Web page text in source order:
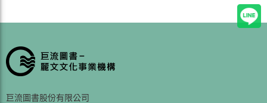
巨流圖書股份有限公司